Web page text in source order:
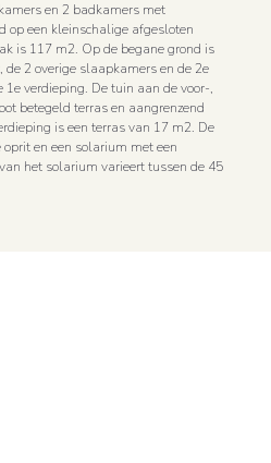
en 2 badkamers met
op een kleinschalige afgesloten
is 117 m2. Op de begane grond is
2 overige slaapkamers en de 2e
1e verdieping. De tuin aan de voor-,
betegeld terras en aangrenzend
is een terras van 17 m2. De
en een solarium met een
het solarium varieert tussen de 45